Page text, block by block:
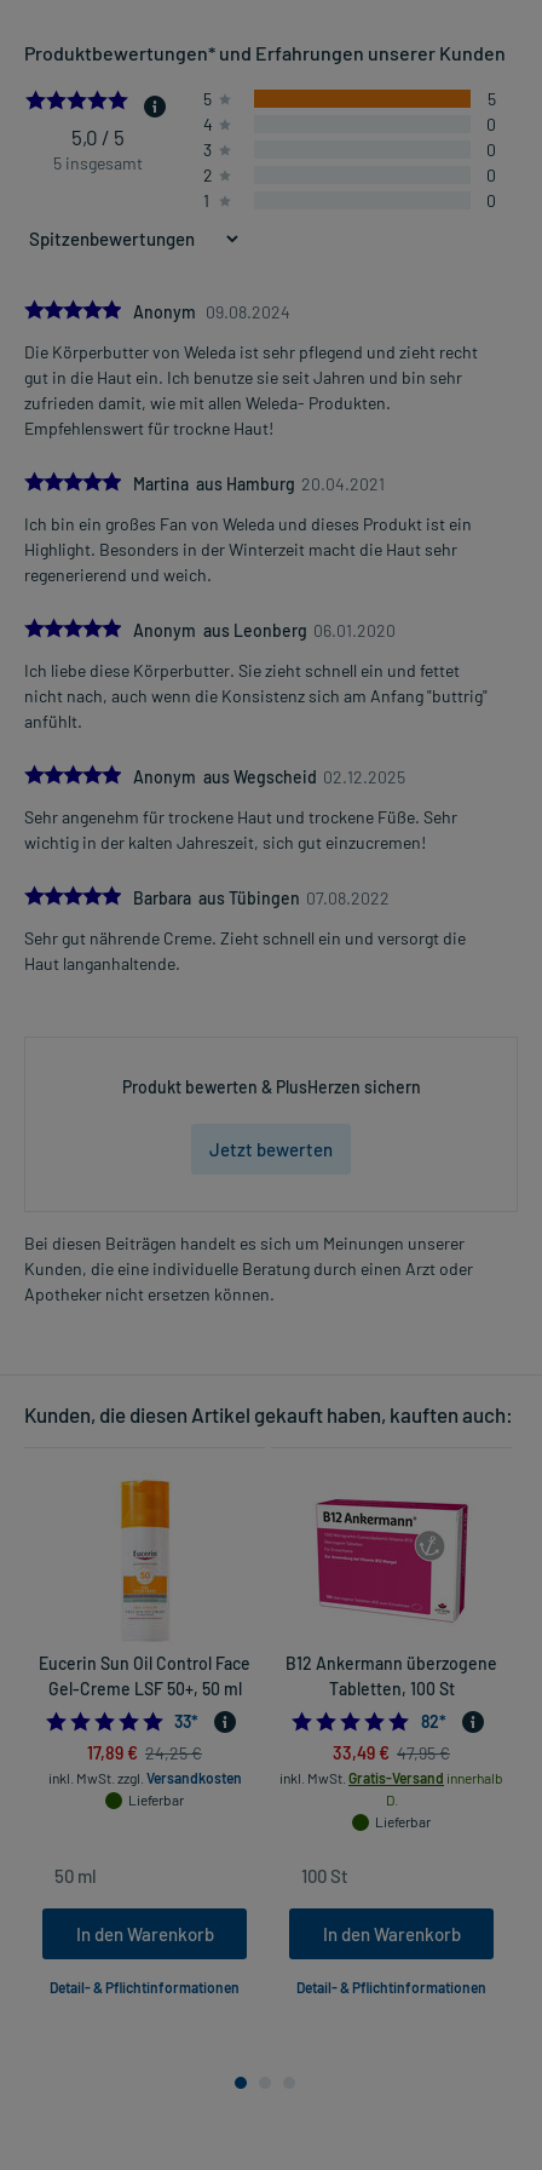
Produktbewertungen* und Erfahrungen unserer Kunden
5.0
5,0 / 5
5 insgesamt
5
5
4
0
3
0
2
0
1
0
5.0Anonym 09.08.2024
Die Körperbutter von Weleda ist sehr pflegend und zieht recht
gut in die Haut ein. Ich benutze sie seit Jahren und bin sehr
zufrieden damit, wie mit allen Weleda- Produkten.
Empfehlenswert für trockne Haut!
5.0
Martina aus Hamburg 20.04.2021
Ich bin ein großes Fan von Weleda und dieses Produkt ist ein
Highlight. Besonders in der Winterzeit macht die Haut sehr
regenerierend und weich.
5.0Anonym aus Leonberg 06.01.2020
Ich liebe diese Körperbutter. Sie zieht schnell ein und fettet
nicht nach, auch wenn die Konsistenz sich am Anfang "buttrig"
anfühlt.
5.0Anonym aus Wegscheid 02.12.2025
Sehr angenehm für trockene Haut und trockene Füße. Sehr
wichtig in der kalten Jahreszeit, sich gut einzucremen!
5.0
Barbara aus Tübingen 07.08.2022
Sehr gut nährende Creme. Zieht schnell ein und versorgt die
Haut langanhaltende.
Produkt bewerten & PlusHerzen sichern
Jetzt bewerten
Bei diesen Beiträgen handelt es sich um Meinungen unserer
Kunden, die eine individuelle Beratung durch einen Arzt oder
Apotheker nicht ersetzen können.
Kunden, die diesen Artikel gekauft haben, kauften auch:
Eucerin Sun Oil Control Face
Gel-Creme LSF 50+, 50 ml
4.878787878787879
33*
17,89 € 24,25 €
inkl. MwSt. zzgl. Versandkosten
Lieferbar
In den Warenkorb
Detail- & Pflichtinformationen
B12 Ankermann überzogene
Tabletten, 100 St
5.0
82*
33,49 € 47,95 €
inkl. MwSt. Gratis-Versand innerhalb
D.
Lieferbar
In den Warenkorb
Detail- & Pflichtinformationen